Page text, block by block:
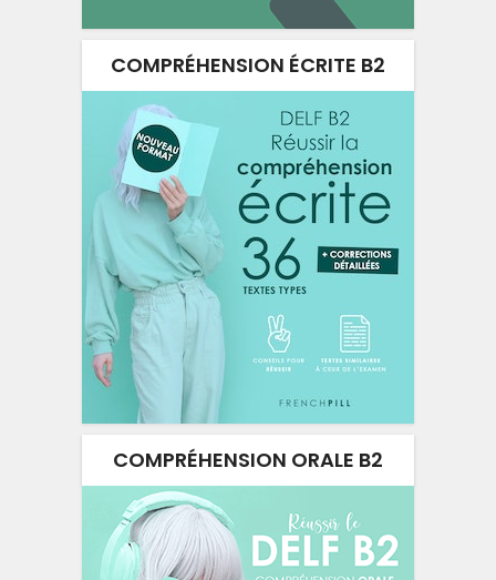
COMPRÉHENSION ÉCRITE B2
COMPRÉHENSION ORALE B2